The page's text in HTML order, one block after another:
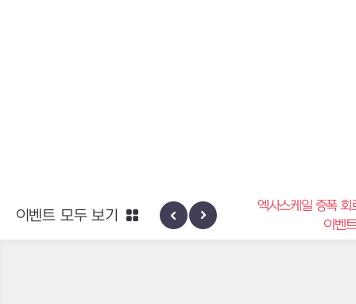
신규 지역 네블론
엑사스케일 증폭 회
이벤트
이벤트 모두 보기